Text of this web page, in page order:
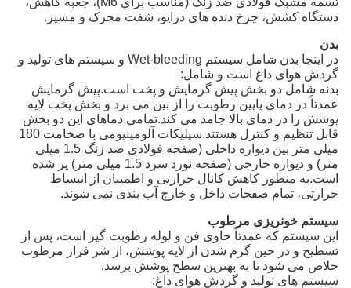
دستگاه کشش، چرخ دنده های درایو، شفت محرک و مسیر.
بدن
در اینجا بدن شامل سیستم Wet-bleeding و سیستم های تولید و
گردش هوای داغ است و شامل:
بدنه شامل دو بخش پیش گرمایش و پخت است.پیش گرمایش
عمدتاً در دمای پایین رطوبت را از بین می برد و بخش پخت لایه
پوشش را در دمای بالا جامد می کند.تمامی دماهای این دو بخش
قابل تنظیم و کنترل هستند.سیلیکات آلومینیومی با ضخامت 180
میلی متر بین دیواره داخلی (صفحه فولادی ضد زنگ 1.5 میلی
متر) و دیواره خارجی (صفحه نورد سرد 1.5 میلی متر) پر شده
است.به منظور کاهش کانال حرارتی و اطمینان از انبساط
حرارتی، تمام صفحات داخل و خارج آب بندی نمی شوند.
سیستم خونریزی مرطوب
این سیستم که عمدتاً حاوی فن و لوله رطوبت گیر است، پس از
تسطیح و در حین گرم شدن از لایه پوشش، از شر فرار مرطوب
خلاص می شود تا به بهترین سطح پوشش برسد.
سیستم های تولید و گردش هوای داغ: